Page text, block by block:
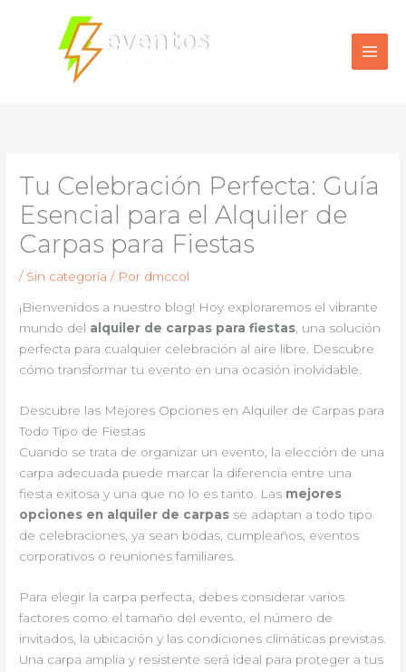
contenido
Tu Celebración Perfecta: Guía
Esencial para el Alquiler de
Carpas para Fiestas
/ Sin categoría / Por dmccol
¡Bienvenidos a nuestro blog! Hoy exploraremos el vibrante
mundo del alquiler de carpas para fiestas, una solución
perfecta para cualquier celebración al aire libre. Descubre
cómo transformar tu evento en una ocasión inolvidable.
Descubre las Mejores Opciones en Alquiler de Carpas para
Todo Tipo de Fiestas
Cuando se trata de organizar un evento, la elección de una
carpa adecuada puede marcar la diferencia entre una
fiesta exitosa y una que no lo es tanto. Las mejores
opciones en alquiler de carpas se adaptan a todo tipo
de celebraciones, ya sean bodas, cumpleaños, eventos
corporativos o reuniones familiares.
Para elegir la carpa perfecta, debes considerar varios
factores como el tamaño del evento, el número de
invitados, la ubicación y las condiciones climáticas previstas.
Una carpa amplia y resistente será ideal para proteger a tus